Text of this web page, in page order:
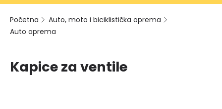
Početna
Auto, moto i biciklistička oprema
Auto oprema
Kapice za ventile